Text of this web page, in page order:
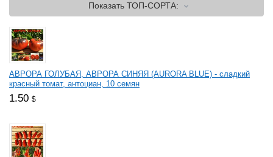
ПоказатьТОП-СОРТА:
АВРОРА ГОЛУБАЯ, АВРОРА СИНЯЯ (AURORA BLUE) - сладкий
красный томат, антоциан, 10 семян
1.50 $